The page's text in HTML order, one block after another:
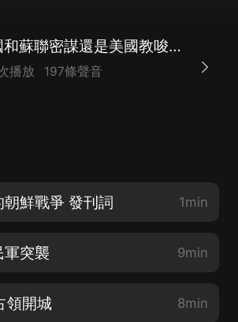
中國和蘇聯密謀還是美國教唆？血腥殘酷的朝鮮戰爭之謎
播放 197條聲音
鮮戰爭 發刊詞 1min
軍突襲 9min
領開城 8min